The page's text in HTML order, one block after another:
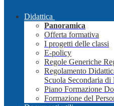
Didattica
Panoramica
Offerta formativa
I progetti delle classi
E-policy
Regole Generiche
Regolamento
Scuola Secondaria
Piano Formazione
Formazione del